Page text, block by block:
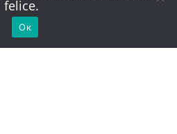
felice.
Ок